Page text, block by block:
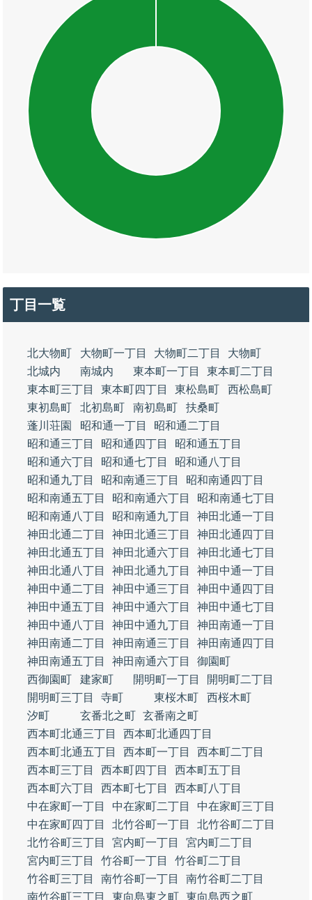
丁目一覧
北大物町 大物町一丁目 大物町二丁目
大物町
北城内
南城内 東本町一丁目
東本町二丁目
東本町三丁目
東本町四丁目 東松島町
西松島町
東初島町
北初島町 南初島町
扶桑町
蓬川荘園
昭和通一丁目
昭和通二丁目
昭和通三丁目
昭和通四丁目
昭和通五丁目
昭和通六丁目
昭和通七丁目
昭和通八丁目
昭和通九丁目
昭和南通三丁目
昭和南通四丁目
昭和南通五丁目
昭和南通六丁目
昭和南通七丁目
昭和南通八丁目
昭和南通九丁目
神田北通一丁目
神田北通二丁目
神田北通三丁目
神田北通四丁目
神田北通五丁目
神田北通六丁目
神田北通七丁目
神田北通八丁目
神田北通九丁目
神田中通一丁目
神田中通二丁目
神田中通三丁目
神田中通四丁目
神田中通五丁目
神田中通六丁目
神田中通七丁目
神田中通八丁目
神田中通九丁目
神田南通一丁目
神田南通二丁目
神田南通三丁目
神田南通四丁目
神田南通五丁目
神田南通六丁目
御園町
西御園町
建家町 開明町一丁目
開明町二丁目
開明町三丁目
寺町 東桜木町
西桜木町
汐町
玄番北之町 玄番南之町
西本町北通三丁目
西本町北通四丁目
西本町北通五丁目
西本町一丁目
西本町二丁目
西本町三丁目
西本町四丁目
西本町五丁目
西本町六丁目
西本町七丁目
西本町八丁目
中在家町一丁目
中在家町二丁目
中在家町三丁目
中在家町四丁目
北竹谷町一丁目
北竹谷町二丁目
北竹谷町三丁目
宮内町一丁目
宮内町二丁目
宮内町三丁目
竹谷町一丁目
竹谷町二丁目
竹谷町三丁目
南竹谷町一丁目
南竹谷町二丁目
南竹谷町三丁目
東向島東之町 東向島西之町